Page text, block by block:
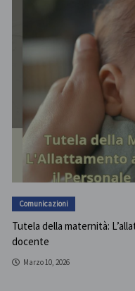
Comunicazioni
Tutela della maternità:
docente
Marzo 10, 2026